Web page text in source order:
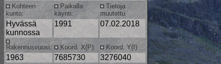
Kohteen
kunto:
Paikalla
käynti:
Tietoja
muutettu
Hyvässä
kunnossa
1991 07.02.2018
Rakennusvuosi: Koord. X(P) Koord. Y(I)
1963 7685730 3276040